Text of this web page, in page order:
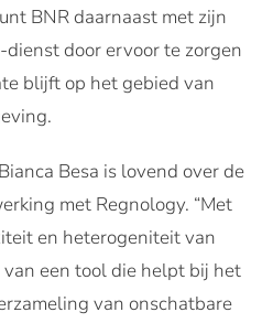
BNR daarnaast met zijn
door ervoor te zorgen
blijft op het gebied van
Besa is lovend over de
met Regnology. “Met
en heterogeniteit van
een tool die helpt bij het
van onschatbare